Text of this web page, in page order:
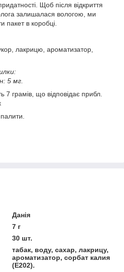
Щоб після відкриття
залишалася вологою, ми
пакет в коробці.
лакрицю, ароматизатор,
5 мг.
7 грамів, що відповідає прибл.
Данія
7 г
30 шт.
табак, воду, сахар, лакрицу,
ароматизатор, сорбат калия
(E202).